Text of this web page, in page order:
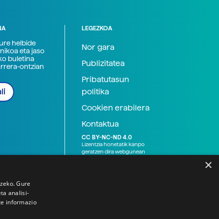
helbide
eta jaso
buletina
ontzian
LEGEZKOA
Nor gara
Publizitatea
Pribatutasun
politika
Cookien erabilera
Kontaktua
CC BY-NC-ND 4.0
Lizentzia honetatik kanpo
geratzen dira webgunean
×
Gure
analisi-
informazio